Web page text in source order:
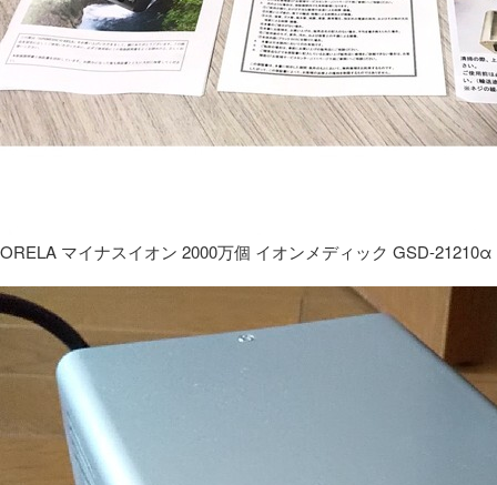
ORELA マイナスイオン 2000万個 イオンメディック GSD-21210α